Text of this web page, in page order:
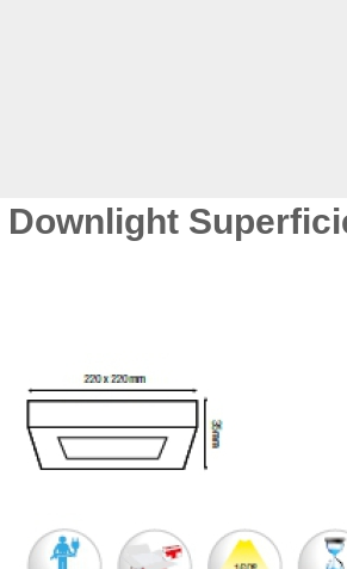
Downlight